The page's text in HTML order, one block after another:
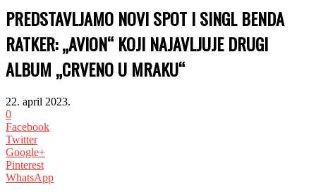
PREDSTAVLJAMO NOVI SPOT I SINGL BENDA
RATKER: „AVION“ KOJI NAJAVLJUJE DRUGI
ALBUM „CRVENO U MRAKU“
22. april 2023.
0
Facebook
Twitter
Google+
Pinterest
WhatsApp